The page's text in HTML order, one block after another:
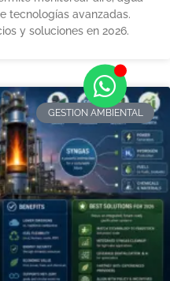
tecnologías avanzadas.
y soluciones en 2026.
GESTION AMBIENTAL